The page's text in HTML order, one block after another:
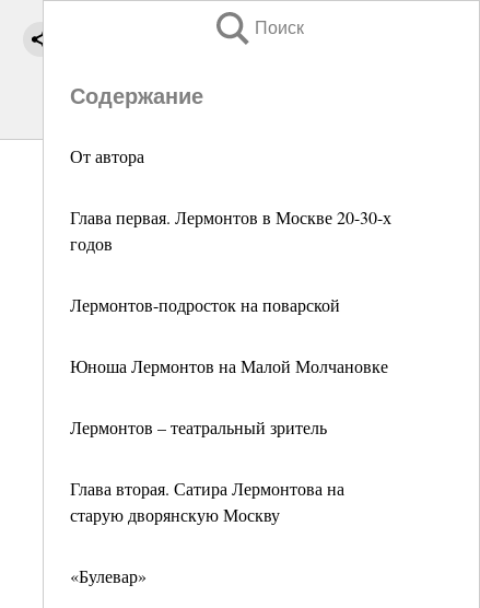
Поиск
Содержание
От автора
Глава первая. Лермонтов в Москве 20-30-х
годов
Лермонтов-подросток на поварской
Юноша Лермонтов на Малой Молчановке
Лермонтов – театральный зритель
Глава вторая. Сатира Лермонтова на
старую дворянскую Москву
«Булевар»